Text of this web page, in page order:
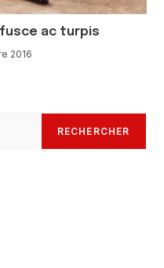
ac turpis
2016
RECHERCHER